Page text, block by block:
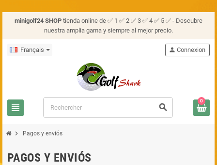
minigolf24 SHOP tienda online de ✅ 1 ✅ 2 ✅ 3 ✅ 4 ✅ 5 ✅ - Descubre
nuestra amplia gama y siempre al mejor precio.
Français
view_headline search
person Connexion
0
chevron_right Pagos y enviós
PAGOS Y ENVIÓS